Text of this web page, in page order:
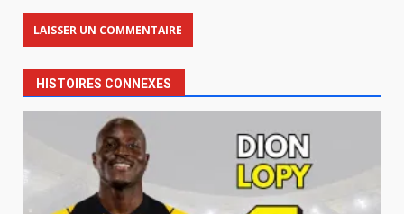
HISTOIRES CONNEXES